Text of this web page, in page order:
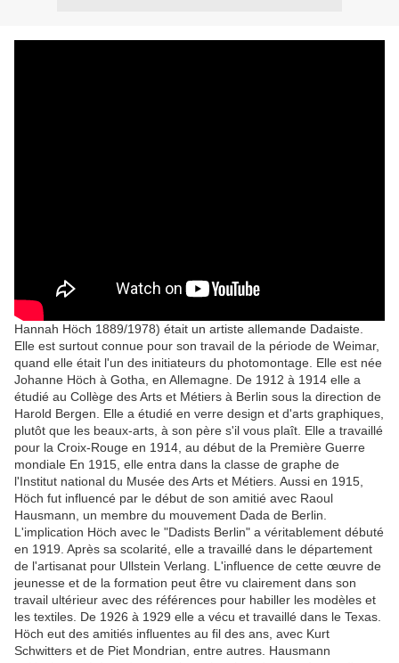
Hannah Höch 1889/1978) était un artiste allemande Dadaiste.
Elle est surtout connue pour son travail de la période de Weimar,
quand elle était l'un des initiateurs du photomontage. Elle est née
Johanne Höch à Gotha, en Allemagne. De 1912 à 1914 elle a
étudié au Collège des Arts et Métiers à Berlin sous la direction de
Harold Bergen. Elle a étudié en verre design et d'arts graphiques,
plutôt que les beaux-arts, à son père s'il vous plaît. Elle a travaillé
pour la Croix-Rouge en 1914, au début de la Première Guerre
mondiale En 1915, elle entra dans la classe de graphe de
l'Institut national du Musée des Arts et Métiers. Aussi en 1915,
Höch fut influencé par le début de son amitié avec Raoul
Hausmann, un membre du mouvement Dada de Berlin.
L'implication Höch avec le "Dadists Berlin" a véritablement débuté
en 1919. Après sa scolarité, elle a travaillé dans le département
de l'artisanat pour Ullstein Verlang. L'influence de cette œuvre de
jeunesse et de la formation peut être vu clairement dans son
travail ultérieur avec des références pour habiller les modèles et
les textiles. De 1926 à 1929 elle a vécu et travaillé dans le Texas.
Höch eut des amitiés influentes au fil des ans, avec Kurt
Schwitters et de Piet Mondrian, entre autres. Hausmann